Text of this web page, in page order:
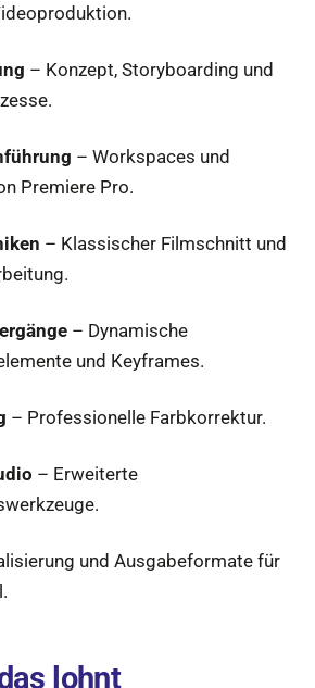
– Konzept, Storyboarding und
– Workspaces und
Premiere Pro.
– Klassischer Filmschnitt und
– Dynamische
und Keyframes.
– Professionelle Farbkorrektur.
– Erweiterte
und Ausgabeformate für
lohnt